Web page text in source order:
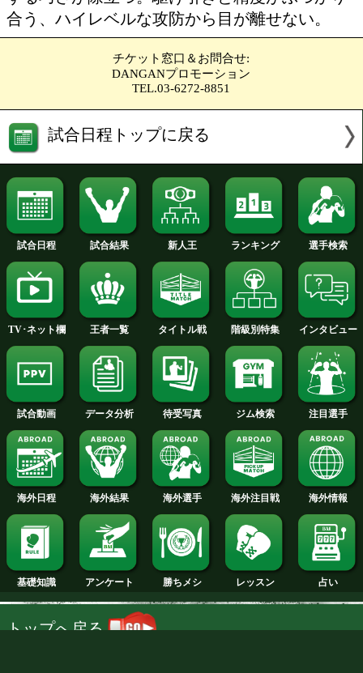
勝ち予想をする
投票の途中経過をみる
王座決定10回戦
岡 聖(大橋)
VS
キム ウーヒュン(韓国)
勝ち予想をする
投票の途中経過をみる
特集ページを見る
※キム棄権 試合中止
大橋ジム期待の新鋭・岡聖が、キャリ